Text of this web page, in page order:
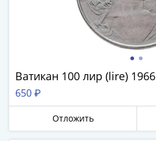
Ватикан 100 лир (lire) 1966
650 ₽
Отложить